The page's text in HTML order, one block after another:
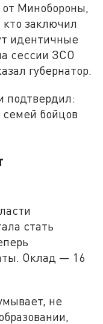
Минобороны,
заключил
идентичные
сессии ЗСО
губернатор.
подтвердил:
бойцов
стать
Оклад — 16
не